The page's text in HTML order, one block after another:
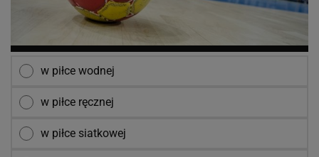
w piłce wodnej
w piłce ręcznej
w piłce siatkowej